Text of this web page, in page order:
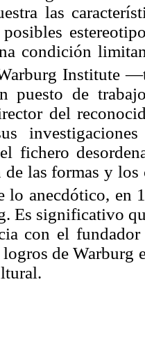
las
condición
Institute
puesto de
del
fichero
de las formas y
lo anecdótico, en
Es significativo
con el
de Warburg